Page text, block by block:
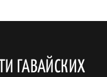
ГАВАЙСКИХ